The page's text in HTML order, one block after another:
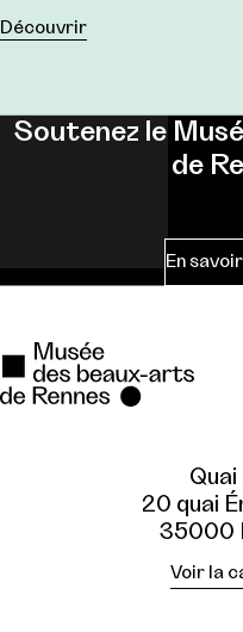
Découvrir
Soutenez le
de
En
Quai
20 quai
35000
Voir la